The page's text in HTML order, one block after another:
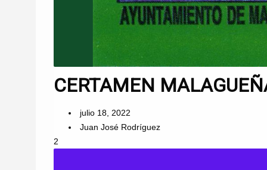
CERTAMEN
julio 18, 2022
Juan José Rodríguez
2